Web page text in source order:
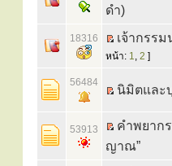
ดำ)
18316 เจ้ากรร
หน้า: 1, 2 ]
56484
นิมิตและ
53913
คำพยาก
ญาณ”